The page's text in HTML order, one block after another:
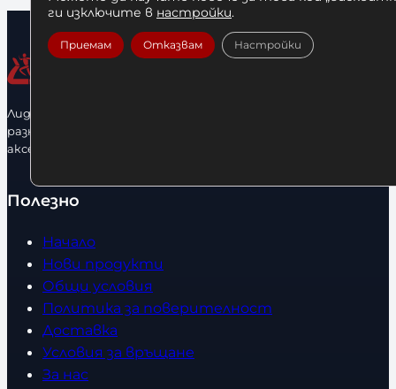
Лидерфитнес е водещ вносител и представител на голямо
разнообразие от бойна екипировка, фитнес уреди и
аксесоари.
Полезно
Начало
Нови продукти
Общи условия
Политика за поверителност
Доставка
Условия за връщане
За нас
ги изключите в настройки.
Приемам Отказвам Настройки